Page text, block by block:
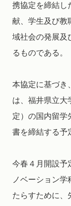
携協定を締結し
献、学生及び教
域社会の発展及
るものである。
本協定に基づき
は、福井県立大
定）の国内留学
書を締結する予
今春４月開設予
ノベーション
たらすために、